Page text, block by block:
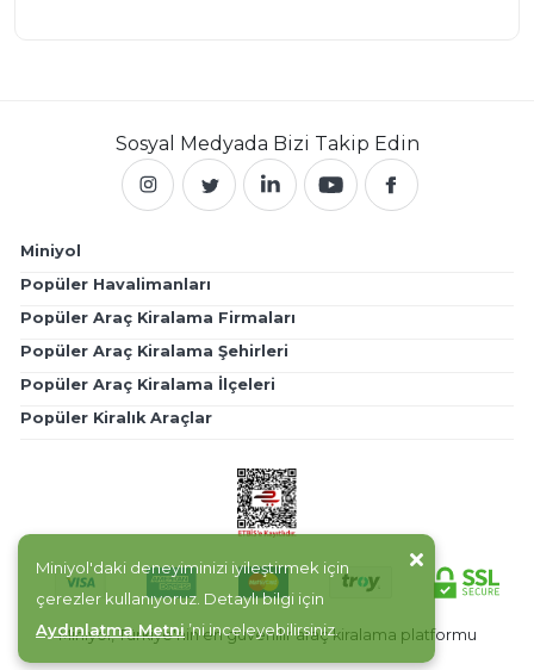
Sosyal Medyada Bizi Takip Edin
Miniyol
Popüler Havalimanları
Popüler Araç Kiralama Firmaları
Popüler Araç Kiralama Şehirleri
Popüler Araç Kiralama İlçeleri
Popüler Kiralık Araçlar
Miniyol, Türkiye'nin en güvenilir araç kiralama platformu
Miniyol'daki deneyiminizi iyileştirmek için
çerezler kullanıyoruz. Detaylı bilgi için
Aydınlatma Metni’ni inceleyebilirsiniz.